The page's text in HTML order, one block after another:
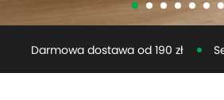
Darmowa dostawa od 190 zł